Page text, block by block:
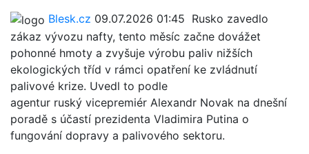
Blesk.cz 09.07.2026 01:45 Rusko zavedlo
zákaz vývozu nafty, tento měsíc začne dovážet
pohonné hmoty a zvyšuje výrobu paliv nižších
ekologických tříd v rámci opatření ke zvládnutí
palivové krize. Uvedl to podle
agentur ruský vicepremiér Alexandr Novak na dnešní
poradě s účastí prezidenta Vladimira Putina o
fungování dopravy a palivového sektoru.